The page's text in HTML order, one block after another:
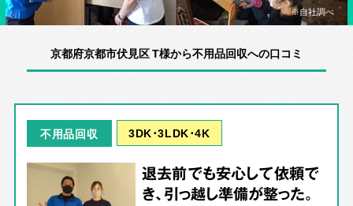
※自社調べ
京都府京都市伏見区 T様から不用品回収への口コミ
不用品回収 3DK･3LDK･4K
退去前でも安心して依頼で
き、引っ越し準備が整った。